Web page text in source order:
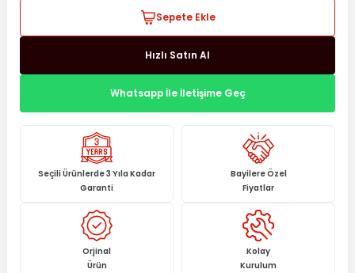
Sepete Ekle
Hızlı Satın Al
Whatsapp İle İletişime Geç
Seçili Ürünlerde 3 Yıla Kadar
Garanti
Bayilere Özel
Fiyatlar
Orjinal
Ürün
Kolay
Kurulum